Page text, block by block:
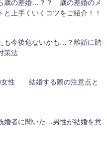
と上手くいくコツをご紹介！！
も今後危ないかも…？離婚に踏
策法
女性 結婚する際の注意点と
婚者に聞いた…男性が結婚を意